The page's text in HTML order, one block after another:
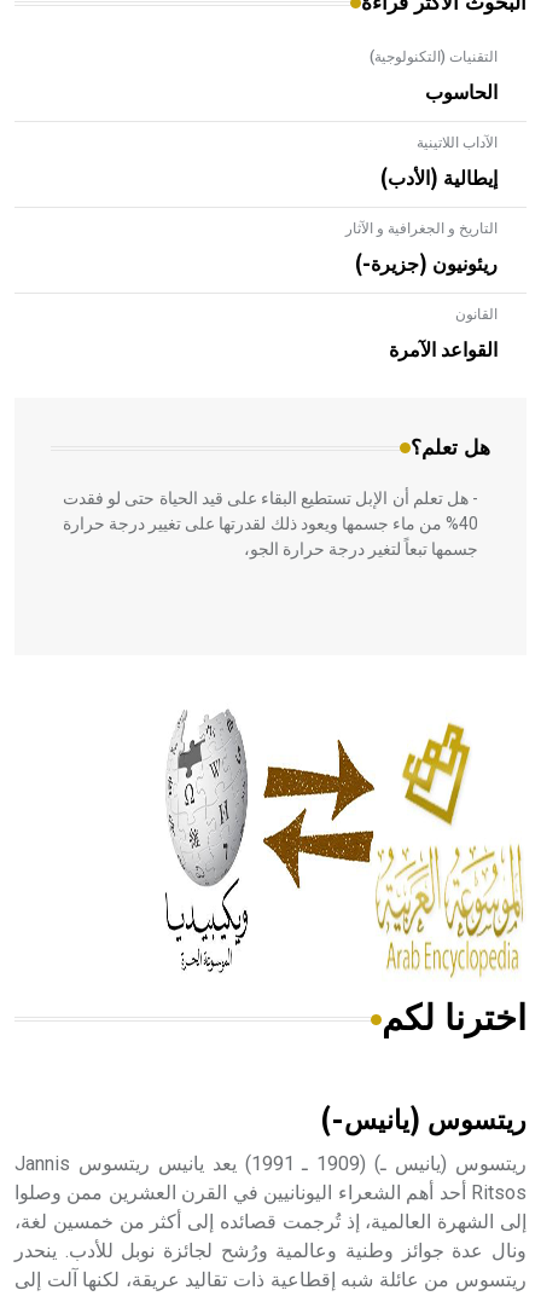
التقنيات (التكنولوجية)
الحاسوب
الآداب اللاتينية
إيطالية (الأدب)
التاريخ و الجغرافية و الآثار
ريئونيون (جزيرة-)
القانون
القواعد الآمرة
هل تعلم؟
- هل تعلم أن الأبلق نوع من الفنون الهندسية التي ارتبطت
بالعمارة الإسلامية في بلاد الشام ومصر خاصة، حيث يحرص
المعمار على بناء مداميكه وخاصة في الواجهات
- هل تعلم أن الإبل تستطيع البقاء على قيد الحياة حتى لو فقدت
40% من ماء جسمها ويعود ذلك لقدرتها على تغيير درجة حرارة
جسمها تبعاً لتغير درجة حرارة الجو،
الحكم، الأدلة، تنظيم التغذية، ورسالته في جروح الرأس. ويعود
له الفضل بأنه حرر الطب من الدين والفلسفة.
- هل تعلم أن المرجان إفراز حيواني يتكون في البحر ويتركب
من مادة كربونات الكلسيوم، وهو أحمر أو شديد الحمرة وهو
أجود أنواعه، ويمتاز بكبر الحجم ويسمى الش
هل تعلم أن الأبسيد كلمة فرنسية اللفظ تم اعتمادها مصطلحاً
- هل تعلم أن أبجر Abgar اسم معروف جيداً يعود إلى عدد من
الملوك الذين حكموا مدينة إديسا (الرها) من أبجر الأول وحتى
التاسع، وهم ينتسبون إلى أسرة أوسروين
اخترنا لكم
ريتسوس (يانيس-)
ريتسوس (يانيس ـ) (1909 ـ 1991) يعد يانيس ريتسوس Jannis
Ritsos أحد أهم الشعراء اليونانيين في القرن العشرين ممن وصلوا
إلى الشهرة العالمية، إذ تُرجمت قصائده إلى أكثر من خمسين لغة،
ونال عدة جوائز وطنية وعالمية ورُشح لجائزة نوبل للأدب. ينحدر
ريتسوس من عائلة شبه إقطاعية ذات تقاليد عريقة، لكنها آلت إلى